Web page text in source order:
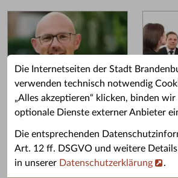
Die Internetseiten der Stadt
verwenden technisch notwendig
„Alles akzeptieren“ klicken, binden
optionale Dienste externer Anbieter
Die entsprechenden
Art. 12 ff. DSGVO und weitere
in unserer Datenschutzerklärung .
Grußwort des OB